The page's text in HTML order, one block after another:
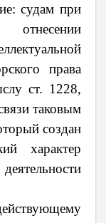
судам при
права
ст. 1228,
таковым
создан
характер